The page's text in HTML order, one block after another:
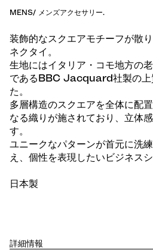
MENS/ メンズアクセサリー.
装飾的なスクエアモチーフが散
ネクタイ。
生地にはイタリア・コモ地方の
であるBBC Jacquard社製の上
た。
多層構造のスクエアを全体に配
なる織りが施されており、立体
す。
ユニークなパターンが首元に洗
え、個性を表現したいビジネス
日本製
詳細情報